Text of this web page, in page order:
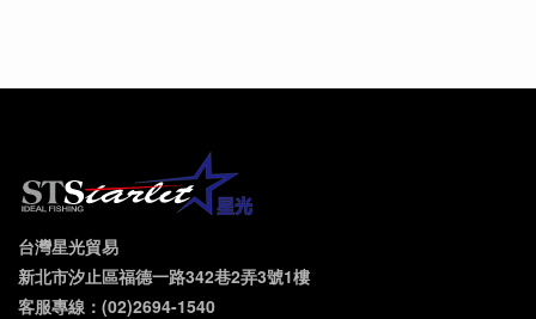
台灣星光貿易
新北市汐止區福德一路342巷2弄3號1樓
客服專線：(02)2694-1540